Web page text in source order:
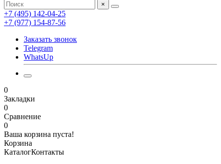
×
+7 (495) 142-04-25
+7 (977) 154-87-56
Заказать звонок
Telegram
WhatsUp
0
Закладки
0
Сравнение
0
Ваша корзина пуста!
Корзина
КаталогКонтакты